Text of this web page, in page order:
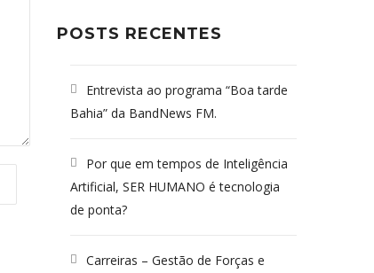
POSTS RECENTES
Entrevista ao programa “Boa tarde
Bahia” da BandNews FM.
Por que em tempos de Inteligência
Artificial, SER HUMANO é tecnologia
de ponta?
Carreiras – Gestão de Forças e